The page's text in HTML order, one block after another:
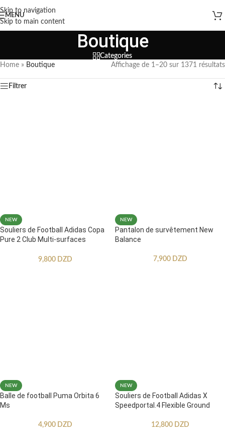
Skip to navigation
Skip to main content
MENU
Boutique
Categories
Home » Boutique Affichage de 1–20 sur 1371 résultats
Filtrer
NEW
Souliers de Football Adidas Copa
Pure 2 Club Multi-surfaces
9,800 DZD
NEW
Pantalon de survêtement New
Balance
7,900 DZD
NEW
Balle de football Puma Orbita 6
Ms
4,900 DZD
NEW
Souliers de Football Adidas X
Speedportal.4 Flexible Ground
12,800 DZD